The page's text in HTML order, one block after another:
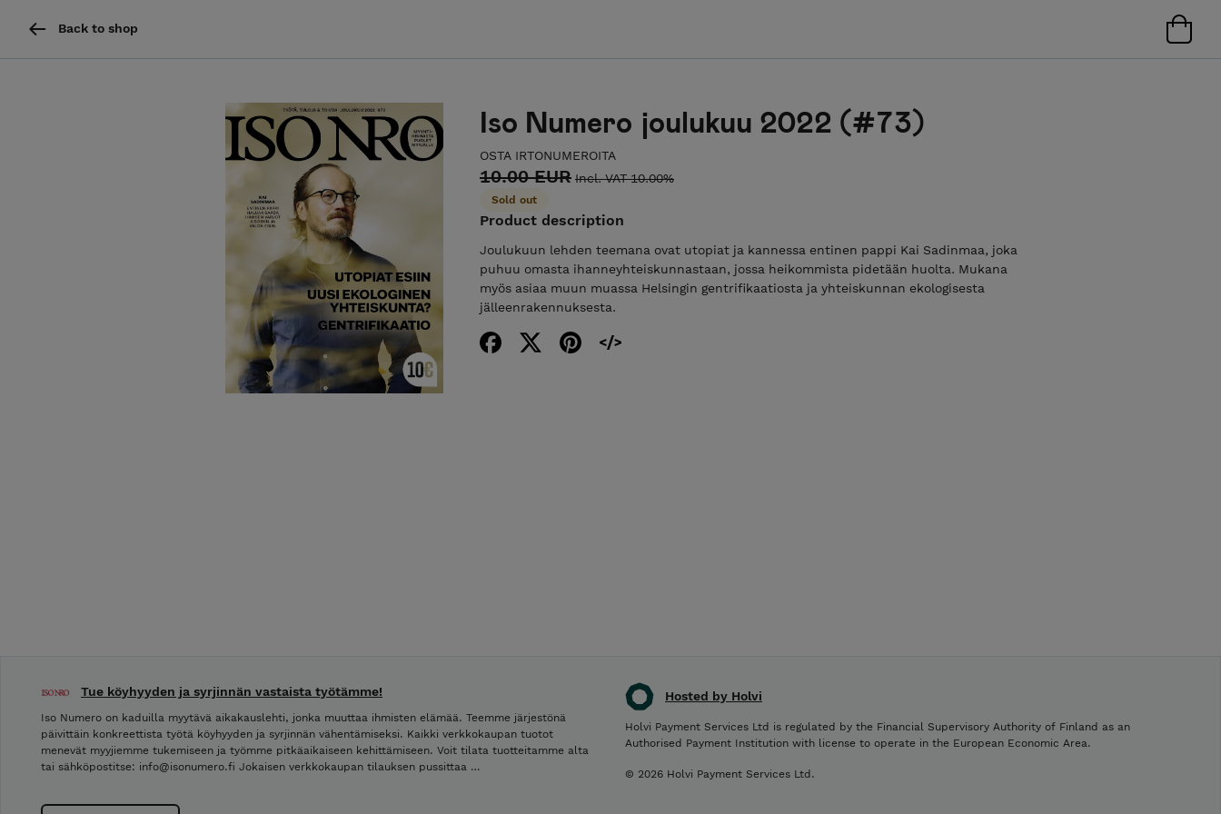
Back to shop
Iso Numero joulukuu 2022 (#73)
OSTA IRTONUMEROITA
10.00 EUR Incl. VAT 10.00%
Sold out
Product description
Joulukuun lehden teemana ovat utopiat ja kannessa entinen pappi Kai Sadinmaa, joka
puhuu omasta ihanneyhteiskunnastaan, jossa heikommista pidetään huolta. Mukana
myös asiaa muun muassa Helsingin gentrifikaatiosta ja yhteiskunnan ekologisesta
jälleenrakennuksesta.
Hosted by Holvi
Holvi Payment Services Ltd is regulated by the Financial Supervisory Authority of Finland as an
Authorised Payment Institution with license to operate in the European Economic Area.
© 2026 Holvi Payment Services Ltd.
Tue köyhyyden ja syrjinnän vastaista työtämme!
Iso Numero on kaduilla myytävä aikakauslehti, jonka muuttaa ihmisten elämää. Teemme järjestönä
päivittäin konkreettista työtä köyhyyden ja syrjinnän vähentämiseksi. Kaikki verkkokaupan tuotot
menevät myyjiemme tukemiseen ja työmme pitkäaikaiseen kehittämiseen. Voit tilata tuotteitamme alta
tai sähköpostitse: info@isonumero.fi Jokaisen verkkokaupan tilauksen pussittaa …